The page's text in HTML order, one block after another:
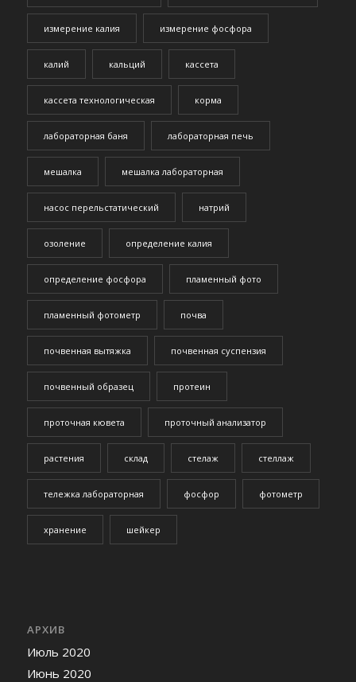
измерение калия измерение фосфора
калий кальций кассета
кассета технологическая корма
лабораторная баня лабораторная печь
мешалка мешалка лабораторная
насос перельстатический натрий
озоление определение калия
определение фосфора пламенный фото
пламенный фотометр почва
почвенная вытяжка почвенная суспензия
почвенный образец протеин
проточная кювета проточный анализатор
растения склад стелаж стеллаж
тележка лабораторная фосфор фотометр
хранение шейкер
АРХИВ
Июль 2020
Июнь 2020